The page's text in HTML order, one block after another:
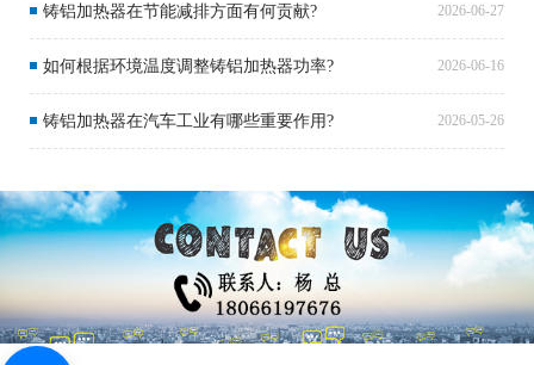
铸铝加热器在节能减排方面有何贡献? 2026-06-27
如何根据环境温度调整铸铝加热器功率? 2026-06-16
铸铝加热器在汽车工业有哪些重要作用? 2026-05-26